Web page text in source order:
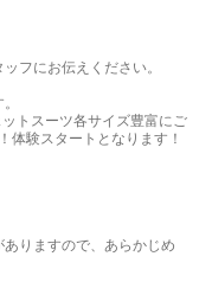
フにお伝えください。
トスーツ各サイズ豊富にご
体験スタートとなります！
りますので、あらかじめ